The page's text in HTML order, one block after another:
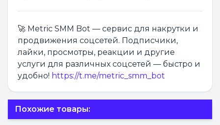
🚀 Metric SMM Bot — сервис для накрутки и
продвижения соцсетей. Подписчики,
лайки, просмотры, реакции и другие
услуги для различных соцсетей — быстро и
удобно! https://t.me/metric_smm_bot
Похожие товары: